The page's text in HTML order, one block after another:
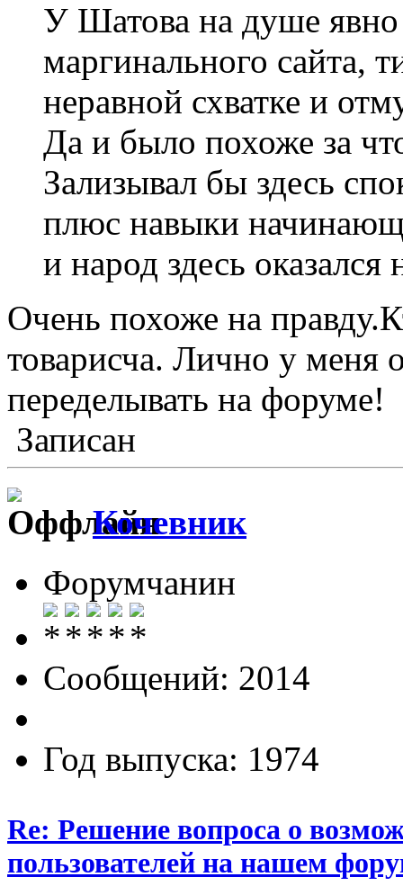
У Шатова на душе
маргинального сайта,
неравной схватке и
Да и было похоже за
Зализывал бы здесь
плюс навыки
и народ здесь
Очень похоже на
товарисча. Лично у меня
переделывать на форуме!
Записан
Кочевник
Форумчанин
Сообщений: 2014
Год выпуска: 1974
Re: Решение вопроса о
пользователей на нашем